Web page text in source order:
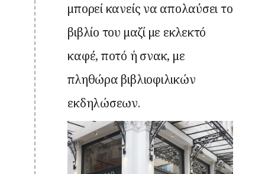
μπορεί κανείς να απολαύσει το
βιβλίο του μαζί με εκλεκτό
καφέ, ποτό ή σνακ, με
πληθώρα βιβλιοφιλικών
εκδηλώσεων.